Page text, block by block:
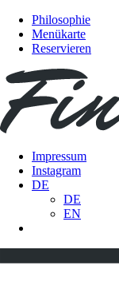
Philosophie
Menükarte
Reservieren
Impressum
Instagram
DE
DE
EN